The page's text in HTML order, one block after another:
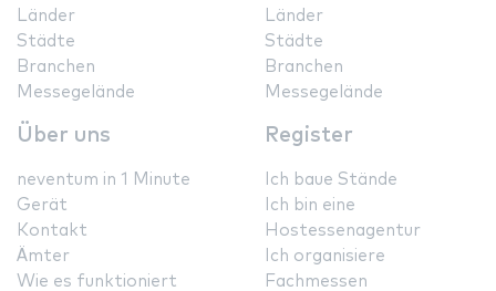
Länder
Städte
Branchen
Messegelände
Länder
Städte
Branchen
Messegelände
Über uns
neventum in 1 Minute
Gerät
Kontakt
Ämter
Wie es funktioniert
Register
Ich baue Stände
Ich bin eine
Hostessenagentur
Ich organisiere
Fachmessen